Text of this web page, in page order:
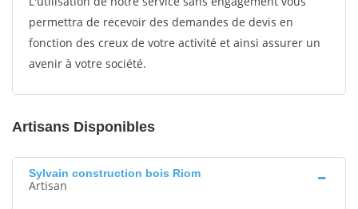
permettra de recevoir des demandes de devis en
fonction des creux de votre activité et ainsi assurer un
avenir à votre société.
Artisans Disponibles
Sylvain construction bois Riom
Artisan